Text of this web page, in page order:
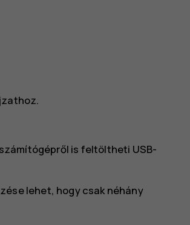
is feltöltheti USB-
lehet, hogy csak néhány